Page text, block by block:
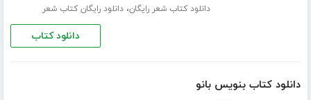
دانلود کتاب شعر رایگان،دانلود رایگان کتاب شعر
دانلود کتاب
دانلود کتاب بنویس بانو